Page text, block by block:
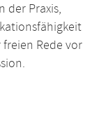
der Praxis,
Rede vor